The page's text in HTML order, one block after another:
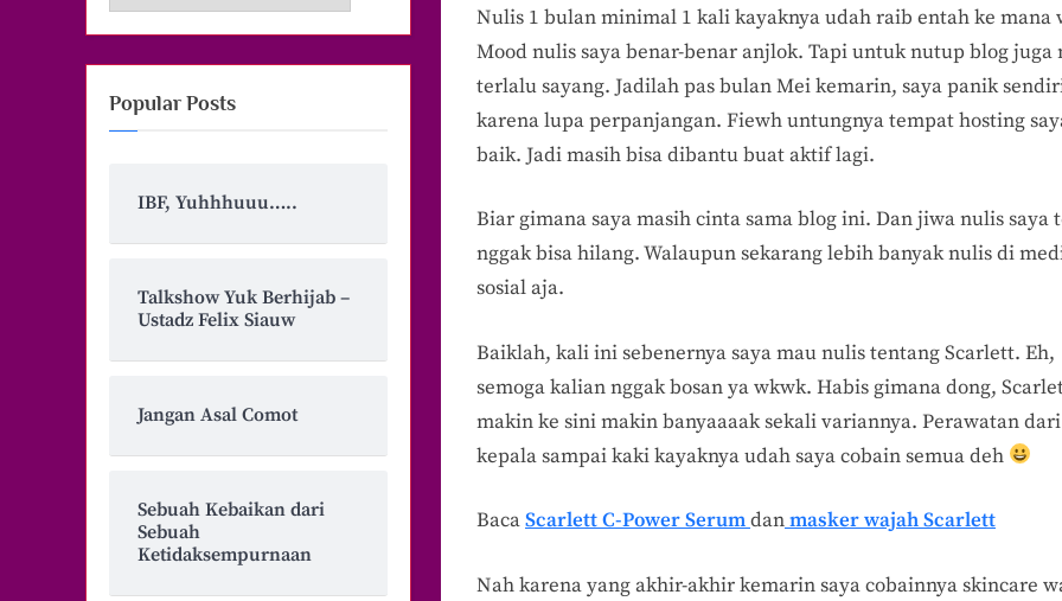
Shower
Scrub
dan
Body
Scrub
Jadi
Varian
Saya
Nulis 1 bulan minimal 1 kali kayaknya udah raib entah ke mana
Mood nulis saya benar-benar anjlok. Tapi untuk nutup blog juga
terlalu sayang. Jadilah pas bulan Mei kemarin, saya panik
karena lupa perpanjangan. Fiewh untungnya tempat hosting
baik. Jadi masih bisa dibantu buat aktif lagi.
Biar gimana saya masih cinta sama blog ini. Dan jiwa nulis saya
nggak bisa hilang. Walaupun sekarang lebih banyak nulis di
sosial aja.
Baiklah, kali ini sebenernya saya mau nulis tentang Scarlett. Eh,
semoga kalian nggak bosan ya wkwk. Habis gimana dong,
makin ke sini makin banyaaaak sekali variannya. Perawatan dari
kepala sampai kaki kayaknya udah saya cobain semua deh
BacaScarlett C-Power Serumdanmasker wajah Scarlett
Nah karena yang akhir-akhir kemarin saya cobainnya skincare
Popular Posts
IBF, Yuhhhuuu…..
Talkshow Yuk Berhijab –
Ustadz Felix Siauw
Jangan Asal Comot
Sebuah Kebaikan dari
Sebuah
Ketidaksempurnaan